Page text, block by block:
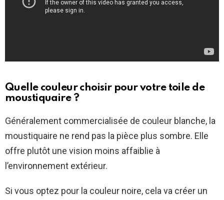
Quelle couleur choisir pour votre toile de
moustiquaire ?
Généralement commercialisée de couleur blanche, la
moustiquaire ne rend pas la pièce plus sombre. Elle
offre plutôt une vision moins affaiblie à
l’environnement extérieur.
Si vous optez pour la couleur noire, cela va créer un